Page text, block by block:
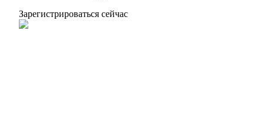
Зарегистрироваться сейчас